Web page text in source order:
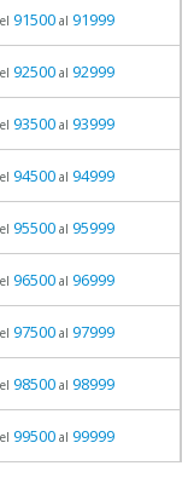
91500al 91999
92500al 92999
93500al 93999
94500al 94999
95500al 95999
96500al 96999
97500al 97999
98500al 98999
99500al 99999